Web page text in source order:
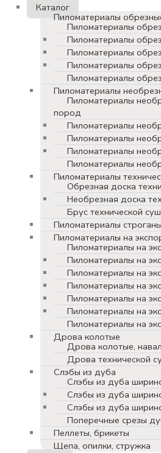
Каталог
Пиломатериалы
Пиломатериалы
Пиломатериалы
Пиломатериалы
Пиломатериалы
Пиломатериалы
Пиломатериалы
Пиломатериалы
пород
Пиломатериалы
Пиломатериалы
Пиломатериалы
Пиломатериалы
Пиломатериалы
Обрезная доска
Необрезная доска
Брус технической
Пиломатериалы
Пиломатериалы на
Пиломатериалы на
Пиломатериалы на
Пиломатериалы на
Пиломатериалы на
Пиломатериалы на
Пиломатериалы на
Пиломатериалы на
Дрова колотые
Дрова колотые,
Дрова технической
Слэбы из дуба
Слэбы из дуба
Слэбы из дуба
Слэбы из дуба
Поперечные срезы
Пеллеты, брикеты
Щепа, опилки, стружка